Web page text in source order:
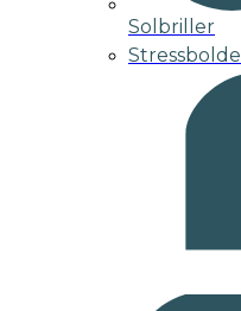
Solbriller
Stressbolde